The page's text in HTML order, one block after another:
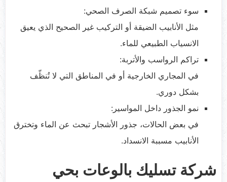
سوء تصميم شبكة الصرف الصحي:
مثل الأنابيب الضيقة أو التركيب غير الصحيح الذي يعيق
الانسياب الطبيعي للماء.
تراكم الرواسب والأتربة:
في المجاري الخارجية أو في المناطق التي لا تُنظّف
بشكل دوري.
نمو الجذور داخل المواسير:
في بعض الحالات، جذور الأشجار تبحث عن الماء وتخترق
الأنابيب مسببة الانسداد.
شركة تسليك بالوعات بحي